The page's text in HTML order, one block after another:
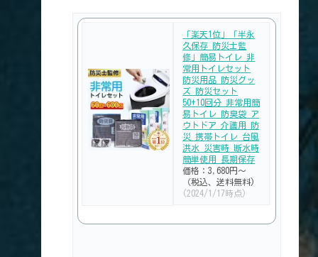
「楽天1位」「半永
久保存 防災士監
修」簡易トイレ 非
常用トイレセット
防災用品 防災グッ
ズ 防災セット
50+10回分 非常用簡
易トイレ 防臭袋 ア
ウトドア 介護用 防
災 携帯トイレ 台風
洪水 災害時 断水時
簡単使用 長期保存
価格：3,680円～
（税込、送料無料)
(2024/1/17時点)